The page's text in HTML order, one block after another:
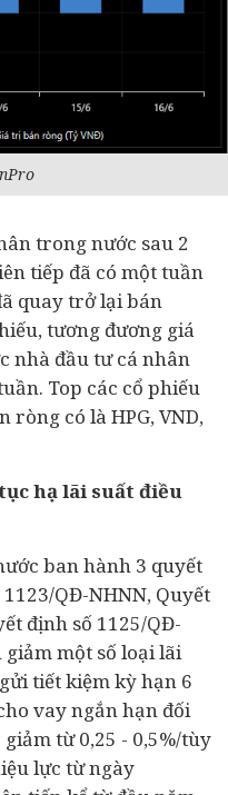
trong nước sau 2
tiếp đã có một tuần
quay trở lại bán
tương đương giá
nhà đầu tư cá nhân
Top các cổ phiếu
ròng có là HPG, VND,
hạ lãi suất điều
ban hành 3 quyết
QĐ-NHNN, Quyết
định số 1125/QĐ-
một số loại lãi
tiết kiệm kỳ hạn 6
vay ngắn hạn đối
từ 0,25 - 0,5%/tùy
lực từ ngày